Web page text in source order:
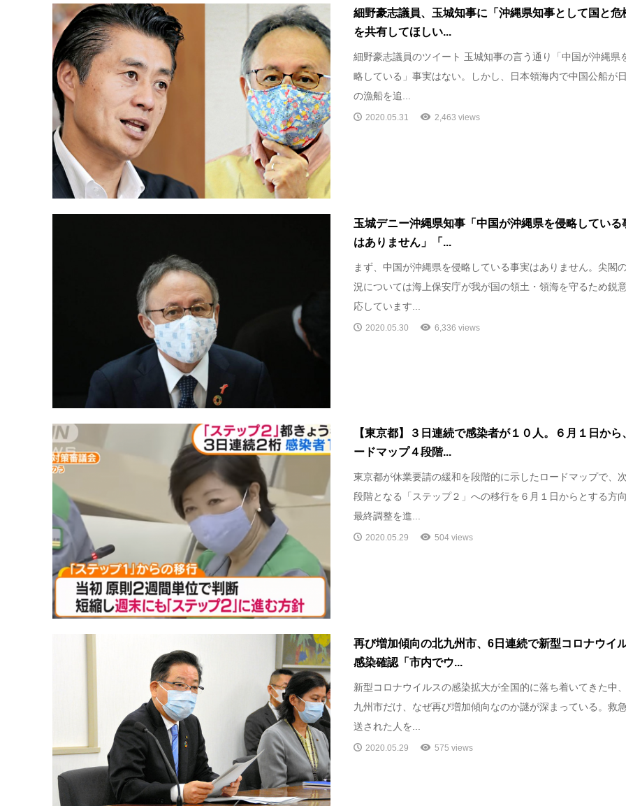
細野豪志議員、玉城知事に「沖縄県知事として国と危
を共有してほしい...
細野豪志議員のツイート 玉城知事の言う通り「中国が沖縄県
略している」事実はない。しかし、日本領海内で中国公船が
の漁船を追...
2020.05.31 2,463 views
玉城デニー沖縄県知事「中国が沖縄県を侵略している
はありません」「...
まず、中国が沖縄県を侵略している事実はありません。尖閣
況については海上保安庁が我が国の領土・領海を守るため鋭
応しています...
2020.05.30 6,336 views
【東京都】３日連続で感染者が１０人。６月１日から
ードマップ４段階...
東京都が休業要請の緩和を段階的に示したロードマップで、
段階となる「ステップ２」への移行を６月１日からとする方
最終調整を進...
2020.05.29 504 views
再び増加傾向の北九州市、6日連続で新型コロナウイ
感染確認「市内でウ...
新型コロナウイルスの感染拡大が全国的に落ち着いてきた中
九州市だけ、なぜ再び増加傾向なのか謎が深まっている。救
送された人を...
2020.05.29 575 views